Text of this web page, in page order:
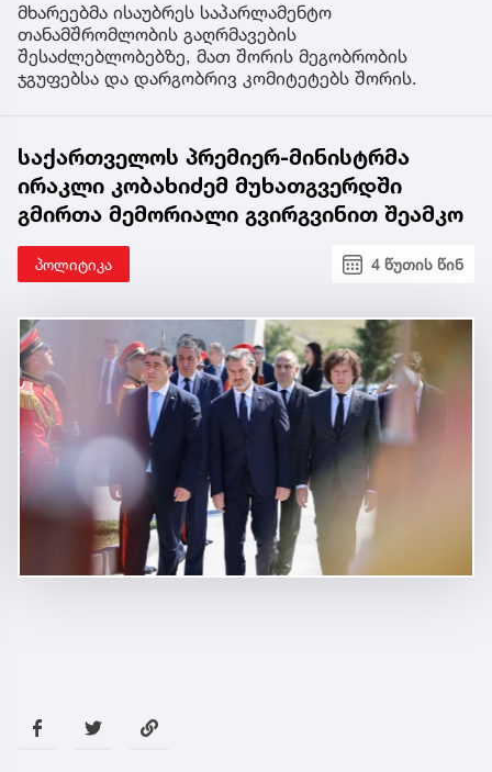
მხარეებმა ისაუბრეს საპარლამენტო
თანამშრომლობის გაღრმავების
შესაძლებლობებზე, მათ შორის მეგობრობის
ჯგუფებსა და დარგობრივ კომიტეტებს შორის.
საქართველოს პრემიერ-მინისტრმა
ირაკლი კობახიძემ მუხათგვერდში
გმირთა მემორიალი გვირგვინით შეამკო
პოლიტიკა 4 წუთის წინ